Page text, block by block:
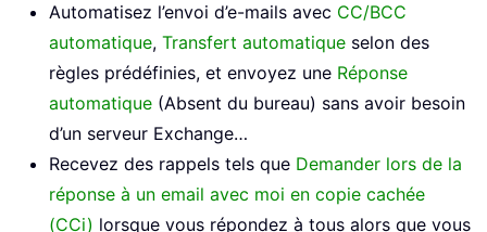
Automatisez l’envoi d’e-mails avec CC/BCC
automatique, Transfert automatique selon des
règles prédéfinies, et envoyez une Réponse
automatique (Absent du bureau) sans avoir besoin
d’un serveur Exchange…
Recevez des rappels tels que Demander lors de la
réponse à un email avec moi en copie cachée
(CCi) lorsque vous répondez à tous alors que vous